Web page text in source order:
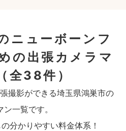
ニューボーンフ
の出張カメラマ
（全38件）
撮影ができる埼玉県鴻巣市の
ン一覧です。
分かりやすい料金体系！